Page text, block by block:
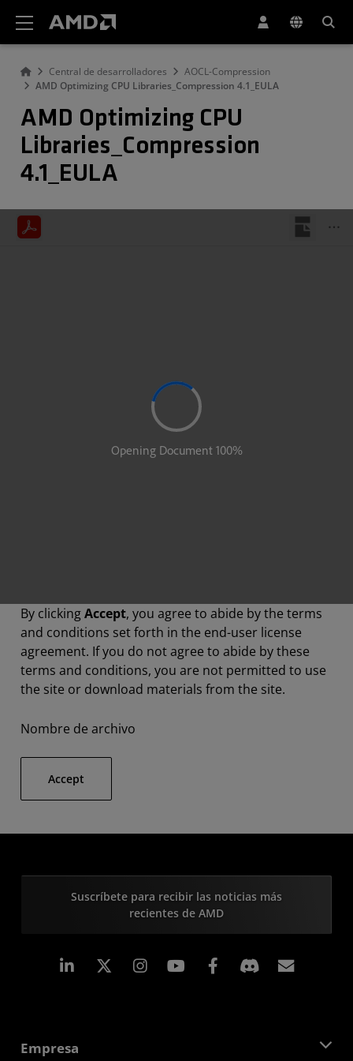
Central de desarrolladores
AOCL-Compression
AMD Optimizing CPU Libraries_Compression 4.1_EULA
AMD Optimizing CPU
Libraries_Compression
4.1_EULA
By clickingAccept, you agree to abide by the terms
and conditions set forth in the end-user license
agreement. If you do not agree to abide by these
terms and conditions, you are not permitted to use
the site or download materials from the site.
Nombre de archivo
Accept
Suscríbete para recibir las noticias más
recientes de AMD
LinkedIn Instagram Facebook
Empresa